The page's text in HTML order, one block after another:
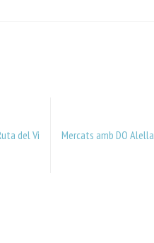
del Vi Mercats amb DO Alella